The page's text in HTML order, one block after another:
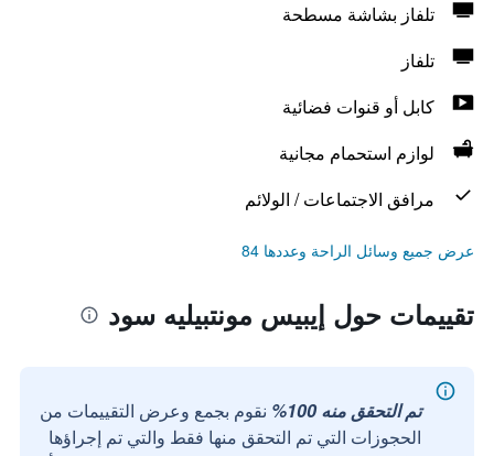
تلفاز بشاشة مسطحة
تلفاز
كابل أو قنوات فضائية
لوازم استحمام مجانية
مرافق الاجتماعات / الولائم
عرض جميع وسائل الراحة وعددها 84
تقييمات حول إيبيس مونتبيليه سود
تم التحقق منه 100%
نقوم بجمع وعرض التقييمات من
الحجوزات التي تم التحقق منها فقط والتي تم إجراؤها